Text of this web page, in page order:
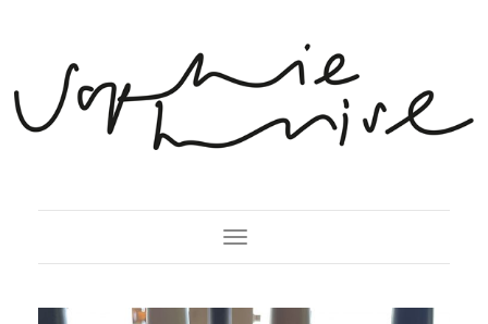
Toggle Navigation